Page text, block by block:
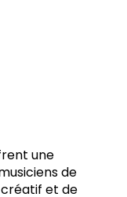
une
de
et de